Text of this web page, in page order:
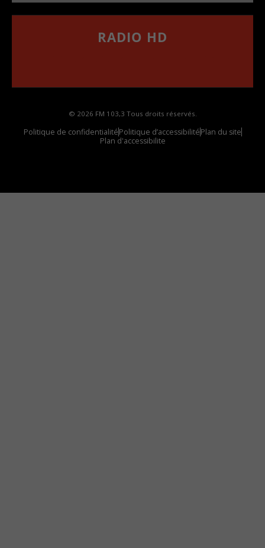
RADIO HD
© 2026 FM 103,3 Tous droits réservés.
Politique de confidentialitéPolitique d’accessibilitéPlan du site
Plan d'accessibilite